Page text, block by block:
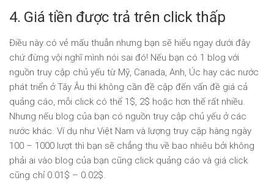
4. Giá tiền được trả trên click thấp
Điều này có vẻ mấu thuẫn nhưng bạn sẽ hiểu ngay dưới đây
chứ đừng vội nghĩ mình nói sai đó! Nếu bạn có 1 blog với
nguồn truy cập chủ yếu từ Mỹ, Canada, Anh, Úc hay các nước
phát triển ở Tây Âu thì không cần đề cập đến vấn đề giá cả
quảng cáo, mỗi click có thể 1$, 2$ hoặc hơn thế rất nhiều.
Nhưng nếu blog của bạn có nguồn truy cập chủ yếu ở các
nước khác. Ví dụ như Việt Nam và lượng truy cập hàng ngày
100 – 1000 lượt thì bạn sẽ chẳng thu về bao nhiêu bởi không
phải ai vào blog của bạn cũng click quảng cáo và giá click
cũng chỉ 0.01$ – 0.02$.